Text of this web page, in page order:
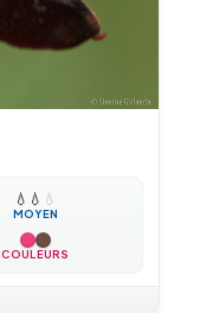
💧 💧 💧
MOYEN
COULEURS